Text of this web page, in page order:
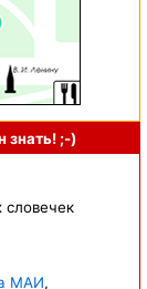
знать! ;-)
словечек
МАИ,